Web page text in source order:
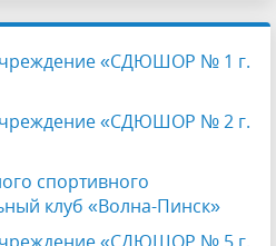
«СДЮШОР № 1 г.
«СДЮШОР № 2 г.
спортивного
клуб «Волна-Пинск»